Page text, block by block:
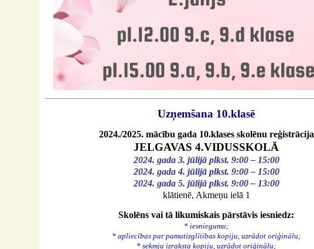
Uzņemšana 10.klasē
2024./2025. mācību gada 10.klases skolēnu reģistrācija
JELGAVAS 4.VIDUSSKOLĀ
2024. gada 3. jūlijā plkst. 9:00 – 15:00
2024. gada 4. jūlijā plkst. 9:00 – 15:00
2024. gada 5. jūlijā plkst. 9:00 – 13:00
klātienē, Akmeņu ielā 1
Skolēns vai tā likumiskais pārstāvis iesniedz:
* iesniegumu;
* apliecības par pamatizglītības kopiju, uzrādot oriģinālu;
* sekmju izraksta kopiju, uzrādot oriģinālu;